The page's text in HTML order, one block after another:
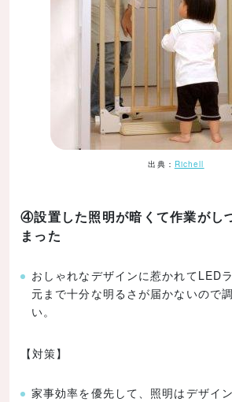
出典： Richell
④設置した照明が暗くて作業がし
まった
おしゃれなデザインに惹かれてLED
元まで十分な明るさが届かないので
い。
【対策】
家事効率を優先して、照明はデザイ